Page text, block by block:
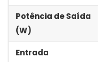
Potência de Saída
(W)
Entrada